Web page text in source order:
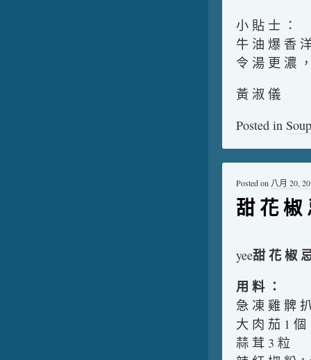
小 貼 士 ：
牛 油 爆 香
令 湯 更 濃
黃 淑 儀
Posted in Soup
甜 花 椒
Posted on 八月 20,
yee甜 花 椒
用 料 ：
急 凍 雞 髀
大 肉 茄 1 個
蒜 茸 3 粒